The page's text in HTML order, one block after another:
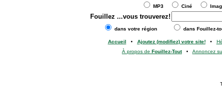
MP3 Ciné
Fouillez ...vous trouverez!
dans votre région dans Fouillez-
Accueil • Ajoutez (modifiez) votre site!•
À propos de Fouillez-Tout• Annoncez